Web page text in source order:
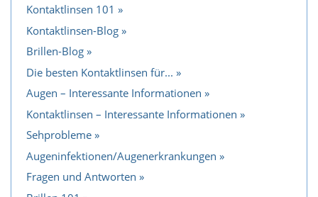
Kontaktlinsen 101
Kontaktlinsen-Blog
Brillen-Blog
Die besten Kontaktlinsen für...
Augen – Interessante Informationen
Kontaktlinsen – Interessante Informationen
Sehprobleme
Augeninfektionen/Augenerkrankungen
Fragen und Antworten